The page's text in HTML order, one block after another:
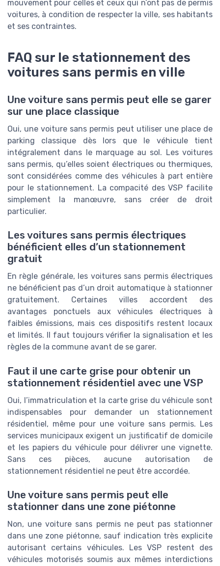
mouvement pour celles et ceux qui n’ont pas de permis
voitures, à condition de respecter la ville, ses habitants
et ses contraintes.
FAQ sur le stationnement des
voitures sans permis en ville
Une voiture sans permis peut elle se garer
sur une place classique
Oui, une voiture sans permis peut utiliser une place de
parking classique dès lors que le véhicule tient
intégralement dans le marquage au sol. Les voitures
sans permis, qu’elles soient électriques ou thermiques,
sont considérées comme des véhicules à part entière
pour le stationnement. La compacité des VSP facilite
simplement la manœuvre, sans créer de droit
particulier.
Les voitures sans permis électriques
bénéficient elles d’un stationnement
gratuit
En règle générale, les voitures sans permis électriques
ne bénéficient pas d’un droit automatique à stationner
gratuitement. Certaines villes accordent des
avantages ponctuels aux véhicules électriques à
faibles émissions, mais ces dispositifs restent locaux
et limités. Il faut toujours vérifier la signalisation et les
règles de la commune avant de se garer.
Faut il une carte grise pour obtenir un
stationnement résidentiel avec une VSP
Oui, l’immatriculation et la carte grise du véhicule sont
indispensables pour demander un stationnement
résidentiel, même pour une voiture sans permis. Les
services municipaux exigent un justificatif de domicile
et les papiers du véhicule pour délivrer une vignette.
Sans ces pièces, aucune autorisation de
stationnement résidentiel ne peut être accordée.
Une voiture sans permis peut elle
stationner dans une zone piétonne
Non, une voiture sans permis ne peut pas stationner
dans une zone piétonne, sauf indication très explicite
autorisant certains véhicules. Les VSP restent des
véhicules motorisés soumis aux mêmes interdictions